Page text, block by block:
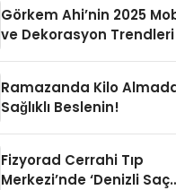
Görkem Ahi’nin 2025
ve Dekorasyon Trendleri
Ramazanda Kilo
Sağlıklı Beslenin!
Fizyorad Cerrahi Tıp
Merkezi’nde ‘Denizli Saç